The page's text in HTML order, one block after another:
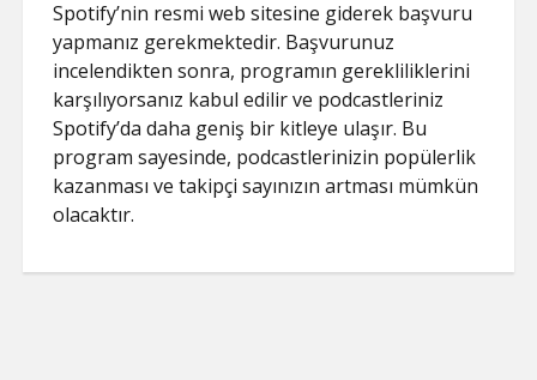
Spotify’nin resmi web sitesine giderek başvuru
yapmanız gerekmektedir. Başvurunuz
incelendikten sonra, programın gerekliliklerini
karşılıyorsanız kabul edilir ve podcastleriniz
Spotify’da daha geniş bir kitleye ulaşır. Bu
program sayesinde, podcastlerinizin popülerlik
kazanması ve takipçi sayınızın artması mümkün
olacaktır.